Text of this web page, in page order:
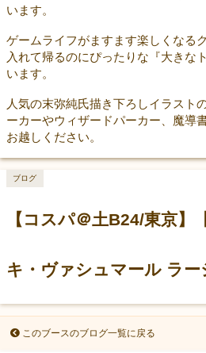
います。
ゲームライフがますます楽しくなる
入れて帰るのにぴったりな『大きな
います。
人気の末弥純氏描き下ろしイラスト
ーカーやウィザードパーカー、魔導
お越しください。
【コスパ＠土B24/東京】
キ・ヴァシュマール ラ
ブログ
このブースのブログ一覧に戻る